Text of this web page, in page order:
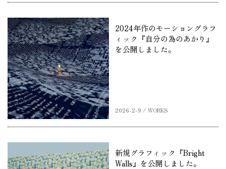
2024年作のモーショングラフ
ィック『自分の為のあかり』
を公開しました。
2026-2-9 / WORKS
新規グラフィック『Bright
Walls』を公開しました。